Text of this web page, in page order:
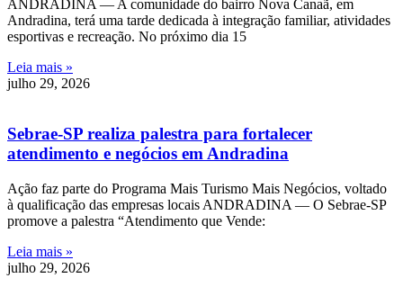
ANDRADINA — A comunidade do bairro Nova Canaã, em
Andradina, terá uma tarde dedicada à integração familiar, atividades
esportivas e recreação. No próximo dia 15
Leia mais »
julho 29, 2026
Sebrae-SP realiza palestra para fortalecer
atendimento e negócios em Andradina
Ação faz parte do Programa Mais Turismo Mais Negócios, voltado
à qualificação das empresas locais ANDRADINA — O Sebrae-SP
promove a palestra “Atendimento que Vende:
Leia mais »
julho 29, 2026